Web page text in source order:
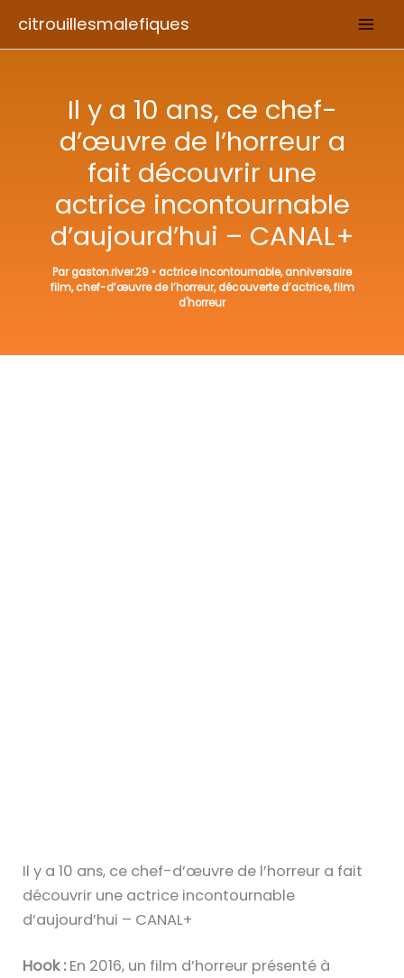
citrouillesmalefiques
Il y a 10 ans, ce chef-
d’œuvre de l’horreur a
fait découvrir une
actrice incontournable
d’aujourd’hui – CANAL+
Pargaston.river.29 •actrice incontournable,anniversaire
film,chef-d’œuvre de l’horreur,découverte d’actrice,film
d'horreur
Il y a 10 ans, ce chef-d’œuvre de l’horreur a fait
découvrir une actrice incontournable
d’aujourd’hui – CANAL+
Hook : En 2016, un film d’horreur présenté à